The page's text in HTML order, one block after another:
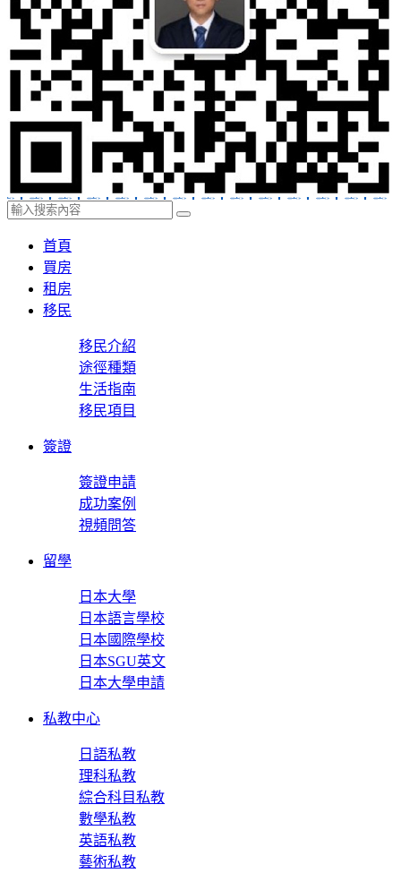
首頁
買房
租房
移民
移民介紹
途徑種類
生活指南
移民項目
簽證
簽證申請
成功案例
視頻問答
留學
日本大學
日本語言學校
日本國際學校
日本SGU英文
日本大學申請
私教中心
日語私教
理科私教
綜合科目私教
數學私教
英語私教
藝術私教